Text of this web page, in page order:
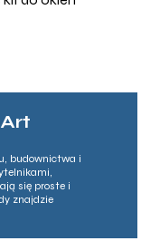
budownictwa i
się proste i
znajdzie